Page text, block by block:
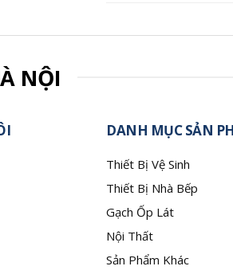
NỘI
DANH MỤC SẢN
Thiết Bị Vệ Sinh
Thiết Bị Nhà Bếp
Gạch Ốp Lát
Nội Thất
Sản Phẩm Khác